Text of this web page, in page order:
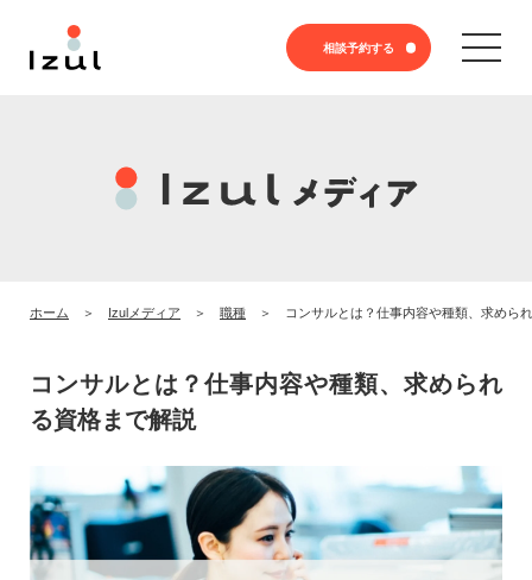
相談予約する
ホーム Izulメディア 職種 コンサルとは？仕事内容や種類、求めら
コンサルとは？仕事内容や種類、求められ
る資格まで解説